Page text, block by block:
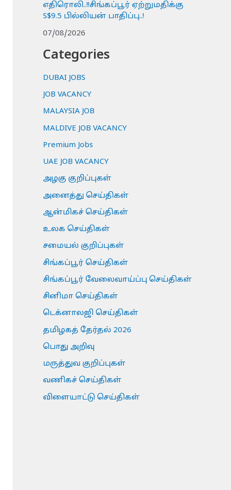
எதிரொலி..!!சிங்கப்பூர் ஏற்றுமதிக்கு
S$9.5 பில்லியன் பாதிப்பு..!
07/08/2026
Categories
DUBAI JOBS
JOB VACANCY
MALAYSIA JOB
MALDIVE JOB VACANCY
Premium Jobs
UAE JOB VACANCY
அழகு குறிப்புகள்
அனைத்து செய்திகள்
ஆன்மிகச் செய்திகள்
உலக செய்திகள்
சமையல் குறிப்புகள்
சிங்கப்பூர் செய்திகள்
சிங்கப்பூர் வேலைவாய்ப்பு செய்திகள்
சினிமா செய்திகள்
டெக்னாலஜி செய்திகள்
தமிழகத் தேர்தல் 2026
பொது அறிவு
மருத்துவ குறிப்புகள்
வணிகச் செய்திகள்
விளையாட்டு செய்திகள்